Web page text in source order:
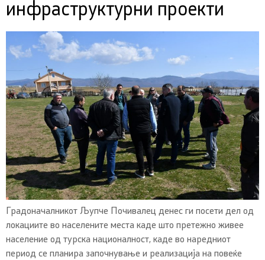
инфраструктурни проекти
Градоначалникот Љупче Почивалец денес ги посети дел од
локациите во населените места каде што претежно живее
население од турска националност, каде во наредниот
период се планира започнување и реализација на повеќе